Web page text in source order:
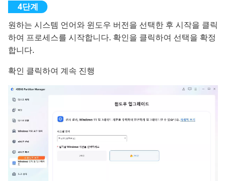
원하는 시스템 언어와 윈도우 버전을 선택한 후 시작을 클릭
하여 프로세스를 시작합니다. 확인을 클릭하여 선택을 확정
합니다.
확인 클릭하여 계속 진행